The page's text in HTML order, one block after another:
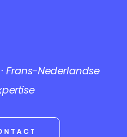
Frans-Nederlandse